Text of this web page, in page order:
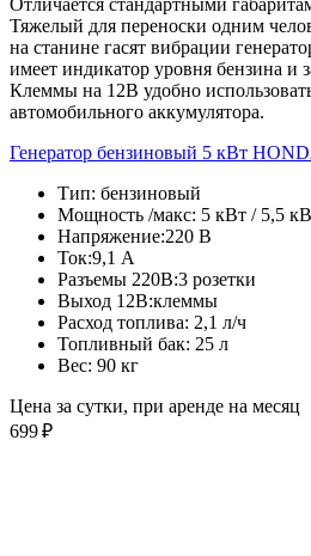
Тяжелый для переноски одним
на станине гасят вибрации
имеет индикатор уровня бензина и
Клеммы на 12В удобно
автомобильного аккумулятора.
Генератор бензиновый 5 кВт
Тип: бензиновый
Мощность /макс: 5 кВт / 5,5
Напряжение:220 В
Ток:9,1 А
Разъемы 220В:3 розетки
Выход 12В:клеммы
Расход топлива: 2,1 л/ч
Топливный бак: 25 л
Вес: 90 кг
Цена за сутки, при аренде на месяц
699₽